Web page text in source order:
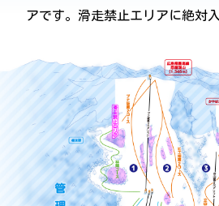
アです。滑走禁止エリアに絶対